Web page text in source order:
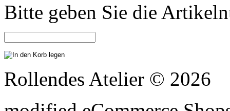
Bitte geben Sie die
Rollendes Atelier © 2026